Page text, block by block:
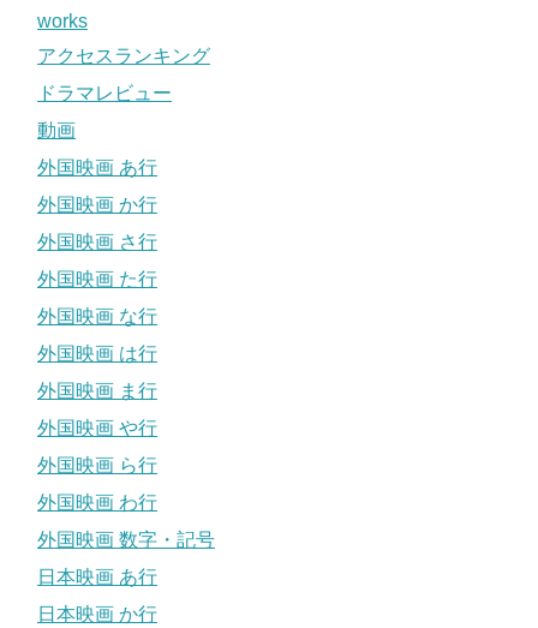
works
アクセスランキング
ドラマレビュー
動画
外国映画 あ行
外国映画 か行
外国映画 さ行
外国映画 た行
外国映画 な行
外国映画 は行
外国映画 ま行
外国映画 や行
外国映画 ら行
外国映画 わ行
外国映画 数字・記号
日本映画 あ行
日本映画 か行